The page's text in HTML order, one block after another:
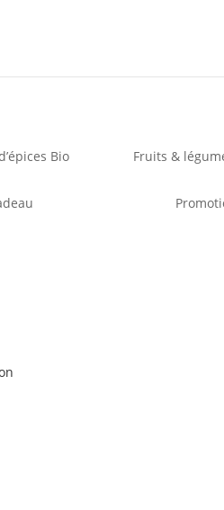
Bio Fruits &